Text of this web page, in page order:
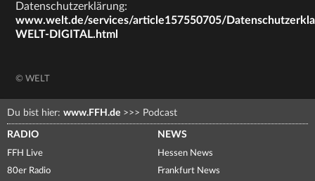
Datenschutzerklärung:
www.welt.de/services/article157550705/
WELT-DIGITAL.html
© WELT
Du bist hier: www.FFH.de >>> Podcast
RADIO
FFH Live
80er Radio
NEWS
Hessen News
Frankfurt News